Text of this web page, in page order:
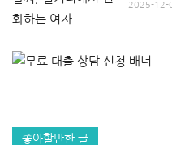
2025-12-
좋아할만한 글